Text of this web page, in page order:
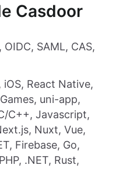
Casdoor
SAML, CAS,
iOS, React Native,
uni-app,
C++, Javascript,
Nuxt, Vue,
Firebase, Go,
.NET, Rust,